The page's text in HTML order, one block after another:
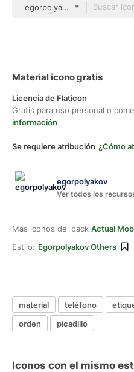
egorpolyakov Others
Material icono gratis
Licencia de Flaticon
Gratis para uso personal o
información
Se requiere atribución ¿Cómo
egorpolyakov
Ver todos los
Más iconos del pack Actual
Estilo: Egorpolyakov Others
material teléfono
orden
picadillo
Iconos con el mismo